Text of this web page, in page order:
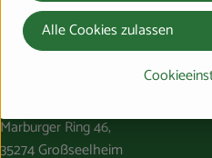
Marburger Ring 46,
35274 Großseelheim
Alle Cookies zulassen